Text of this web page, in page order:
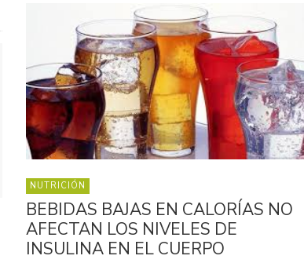
NUTRICIÓN
BEBIDAS BAJAS EN CALORÍAS NO
AFECTAN LOS NIVELES DE
INSULINA EN EL CUERPO